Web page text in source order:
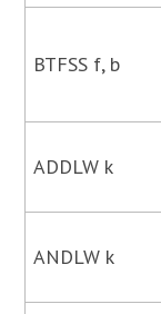
BTFSS f, b
ADDLW k
ANDLW k